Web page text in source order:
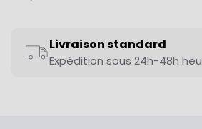
Livraison standard
Expédition sous 24h-48h